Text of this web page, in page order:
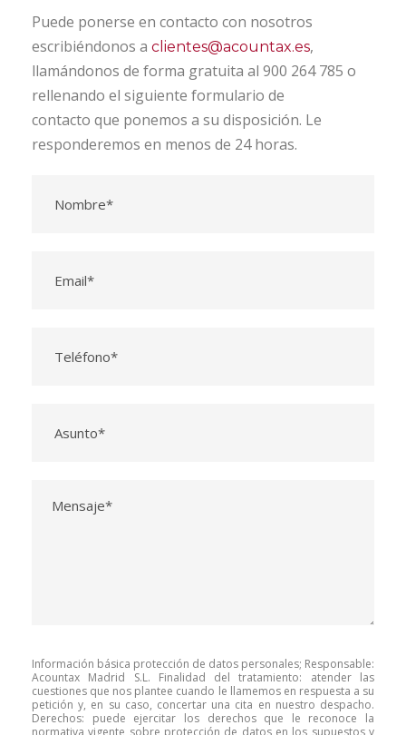
Puede ponerse en contacto con nosotros
escribiéndonos a clientes@acountax.es,
llamándonos de forma gratuita al 900 264 785 o
rellenando el siguiente formulario de
contacto que ponemos a su disposición. Le
responderemos en menos de 24 horas.
Información básica protección de datos personales; Responsable:
Acountax Madrid S.L. Finalidad del tratamiento: atender las
cuestiones que nos plantee cuando le llamemos en respuesta a su
petición y, en su caso, concertar una cita en nuestro despacho.
Derechos: puede ejercitar los derechos que le reconoce la
normativa vigente sobre protección de datos en los supuestos y